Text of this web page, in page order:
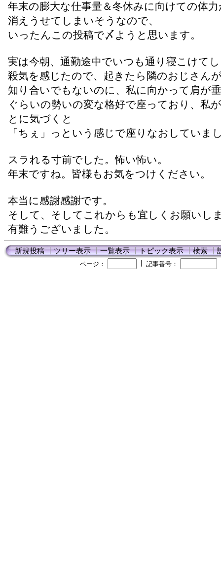
年末の膨大な仕事量＆冬休みに向けての体力
消えうせてしまいそうなので、
いったんこの投稿で〆ようと思います。
実は今朝、通勤途中でいつも通り寝こけて
殺気を感じたので、起きたら隣のおじさん
知り合いでもないのに、私に向かって肩が
ぐらいの勢いの変な格好で座っており、私
とに気づくと
「ちぇ」っという感じで座りなおしていま
スラれる寸前でした。怖い怖い。
年末ですね。皆様もお気をつけください。
本当に感謝感謝です。
そして、そしてこれからも宜しくお願いし
有難うございました。
新規投稿┃ツリー表示┃一覧表示┃トピック表示┃検索┃
ページ： 記事番号：